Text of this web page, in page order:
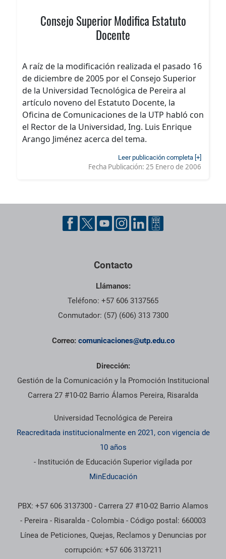
Consejo Superior Modifica Estatuto
Docente
A raíz de la modificación realizada el pasado 16
de diciembre de 2005 por el Consejo Superior
de la Universidad Tecnológica de Pereira al
artículo noveno del Estatuto Docente, la
Oficina de Comunicaciones de la UTP habló con
el Rector de la Universidad, Ing. Luis Enrique
Arango Jiménez acerca del tema.
Leer publicación completa [+]
Fecha Publicación: 25 Enero de 2006
Contacto
Llámanos:
Teléfono: +57 606 3137565
Conmutador: (57) (606) 313 7300
Correo: comunicaciones@utp.edu.co
Dirección:
Gestión de la Comunicación y la Promoción Institucional
Carrera 27 #10-02 Barrio Álamos Pereira, Risaralda
Universidad Tecnológica de Pereira
Reacreditada institucionalmente en 2021, con vigencia de
10 años
- Institución de Educación Superior vigilada por
MinEducación
PBX: +57 606 3137300 - Carrera 27 #10-02 Barrio Alamos
- Pereira - Risaralda - Colombia - Código postal: 660003
Línea de Peticiones, Quejas, Reclamos y Denuncias por
corrupción: +57 606 3137211